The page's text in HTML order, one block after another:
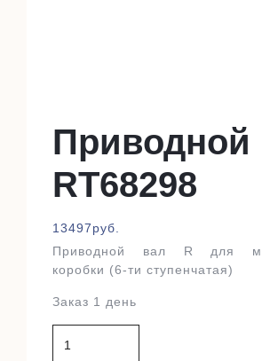
Приводной
RT68298
13497руб.
Приводной вал R для
коробки (6-ти ступенчатая)
Заказ 1 день
товара